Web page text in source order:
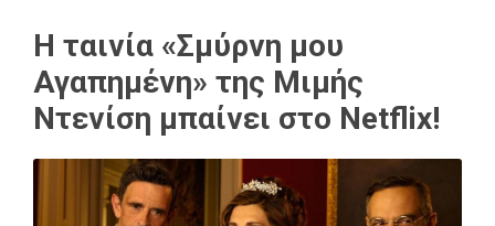
H ταινία «Σμύρνη μου
Αγαπημένη» της Μιμής
Ντενίση μπαίνει στο Netflix!